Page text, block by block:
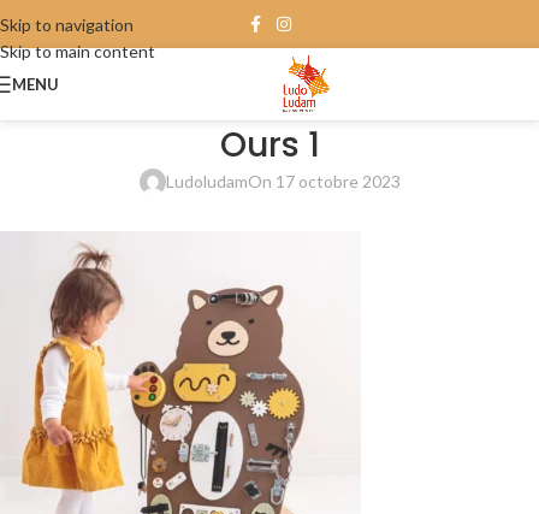
Skip to navigation
Skip to main content
MENU
Ours 1
LudoludamOn 17 octobre 2023